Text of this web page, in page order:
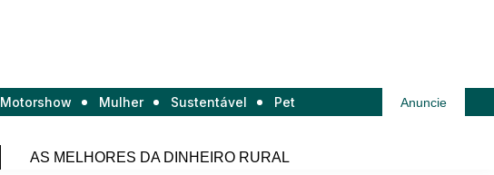
Motorshow Mulher Sustentável Pet Anuncie
AS MELHORES DA DINHEIRO RURAL